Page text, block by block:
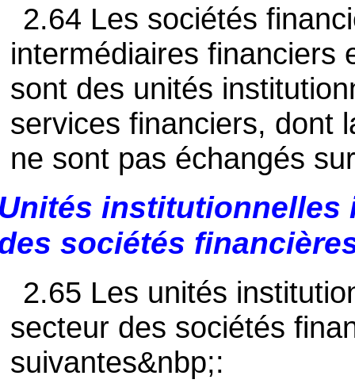
2.64 Les sociétés
intermédiaires financiers
sont des unités
services financiers, dont
ne sont pas échangés
institutionnelles
sociétés
2.65 Les unités
secteur des sociétés
suivantes&nbp;: